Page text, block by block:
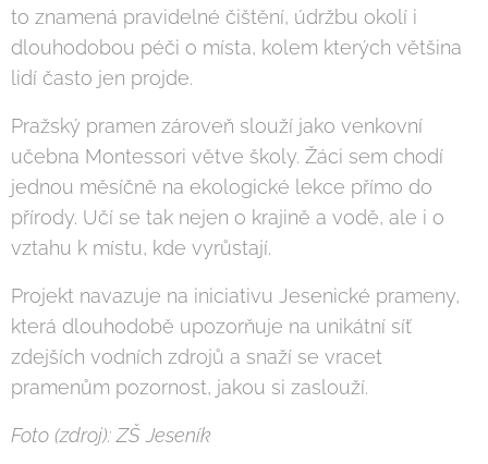
to znamená pravidelné čištění, údržbu okolí i
dlouhodobou péči o místa, kolem kterých většina
lidí často jen projde.
Pražský pramen zároveň slouží jako venkovní
učebna Montessori větve školy. Žáci sem chodí
jednou měsíčně na ekologické lekce přímo do
přírody. Učí se tak nejen o krajině a vodě, ale i o
vztahu k místu, kde vyrůstají.
Projekt navazuje na iniciativu Jesenické prameny,
která dlouhodobě upozorňuje na unikátní síť
zdejších vodních zdrojů a snaží se vracet
pramenům pozornost, jakou si zaslouží.
Foto (zdroj): ZŠ Jeseník